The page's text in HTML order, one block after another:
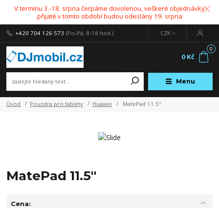
V termínu 3.-18. srpna čerpáme dovolenou, veškeré objednávky
přijaté v tomto období budou odeslány 19. srpna
Menu
CZK
+420 704 126 573 (Po-Pá, 8-18 hod.)
0
0 Kč
Úvod Pouzdra pro tablety Huawei MatePad 11.5"
MatePad 11.5"
Cena: